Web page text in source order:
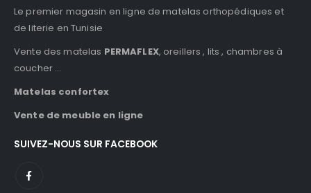
Le premier magasin en ligne de matelas orthopédiques et
de literie en Tunisie
Vente des matelas PERMAFLEX, oreillers , lits , chambres à
coucher …
Matelas confortex
Vente de meuble en ligne
SUIVEZ-NOUS SUR FACEBOOK